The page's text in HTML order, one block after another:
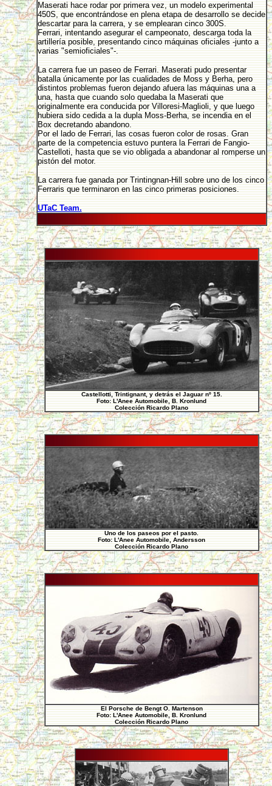
Maserati hace rodar por primera vez, un modelo experimental
450S, que encontrándose en plena etapa de desarrollo se decide
descartar para la carrera, y se emplearan cinco 300S.
Ferrari, intentando asegurar el campeonato, descarga toda la
artillería posible, presentando cinco máquinas oficiales -junto a
varias "semioficiales"-.
La carrera fue un paseo de Ferrari. Maserati pudo presentar
batalla únicamente por las cualidades de Moss y Berha, pero
distintos problemas fueron dejando afuera las máquinas una a
una, hasta que cuando solo quedaba la Maserati que
originalmente era conducida por Villoresi-Maglioli, y que luego
hubiera sido cedida a la dupla Moss-Berha, se incendia en el
Box decretando abandono.
Por el lado de Ferrari, las cosas fueron color de rosas. Gran
parte de la competencia estuvo puntera la Ferrari de Fangio-
Castelloti, hasta que se vio obligada a abandonar al romperse un
pistón del motor.
La carrera fue ganada por Trintingnan-Hill sobre uno de los cinco
Ferraris que terminaron en las cinco primeras posiciones.
UTaC Team.
Castellotti, Trintignant, y detrás el Jaguar nº 15.
Foto: L'Anee Automobile, B. Kronlund
Colección Ricardo Plano
Uno de los paseos por el pasto.
Foto: L'Anee Automobile, Andersson
Colección Ricardo Plano
El Porsche de Bengt O. Martenson
Foto: L'Anee Automobile, B. Kronlund
Colección Ricardo Plano